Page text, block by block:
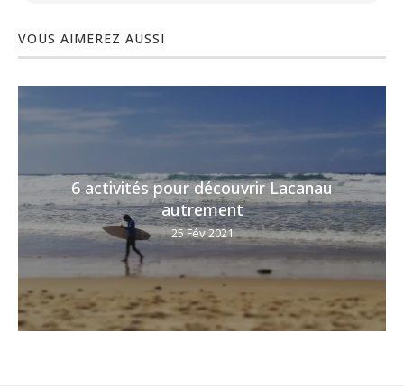
VOUS AIMEREZ AUSSI
6 activités pour découvrir Lacanau
autrement
25 Fév 2021